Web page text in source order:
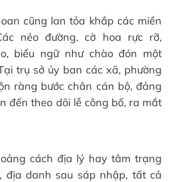
cũng lan tỏa khắp các miền
nẻo đường, cờ hoa rực rỡ,
biểu ngữ như chào đón một
trụ sở ủy ban các xã, phường
ràng bước chân cán bộ, đảng
đến theo dõi lễ công bố, ra mắt
cách địa lý hay tâm trạng
địa danh sau sáp nhập, tất cả